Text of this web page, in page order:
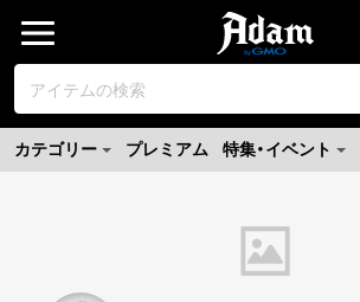
カテゴリー プレミアム 特集・イベント